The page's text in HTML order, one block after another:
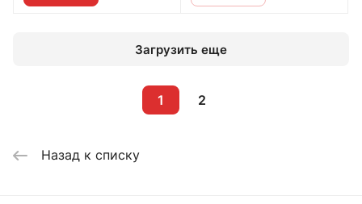
Загрузить еще
1 2
Назад к списку